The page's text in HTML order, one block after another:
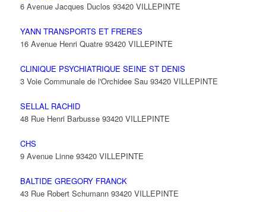
6 Avenue Jacques Duclos 93420 VILLEPINTE
YANN TRANSPORTS ET FRERES
16 Avenue Henri Quatre 93420 VILLEPINTE
CLINIQUE PSYCHIATRIQUE SEINE ST DENIS
3 Voie Communale de l'Orchidee Sau 93420 VILLEPINTE
SELLAL RACHID
48 Rue Henri Barbusse 93420 VILLEPINTE
CHS
9 Avenue Linne 93420 VILLEPINTE
BALTIDE GREGORY FRANCK
43 Rue Robert Schumann 93420 VILLEPINTE